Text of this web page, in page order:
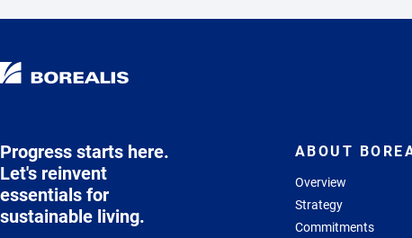
Progress starts here.
Let's reinvent
essentials for
sustainable living.
ABOUT
Overview
Strategy
Commitments